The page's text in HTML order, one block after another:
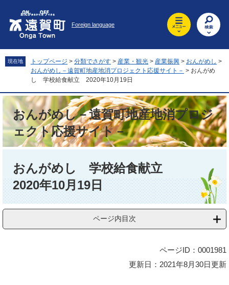
先
頭
。
を
飛
て
へ
Foreign language
現在地 トップページ > 分類でさがす > 産業・観光 > 産業振興 > おんがめし >
おんがめし－遠賀町地産地消プロジェクト応援サイト－ > おんがめ
し 学校給食献立 2020年10月19日
おんがめし－遠賀町地産地消プロジ
ェクト応援サイト－
おんがめし 学校給食献立
2020年10月19日
ページ内目次
ページID：0001981
更新日：2021年8月30日更新